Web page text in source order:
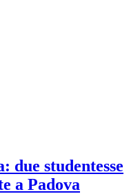
due studentesse
a Padova